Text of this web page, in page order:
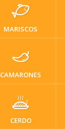
MARISCOS
CAMARONES
CERDO